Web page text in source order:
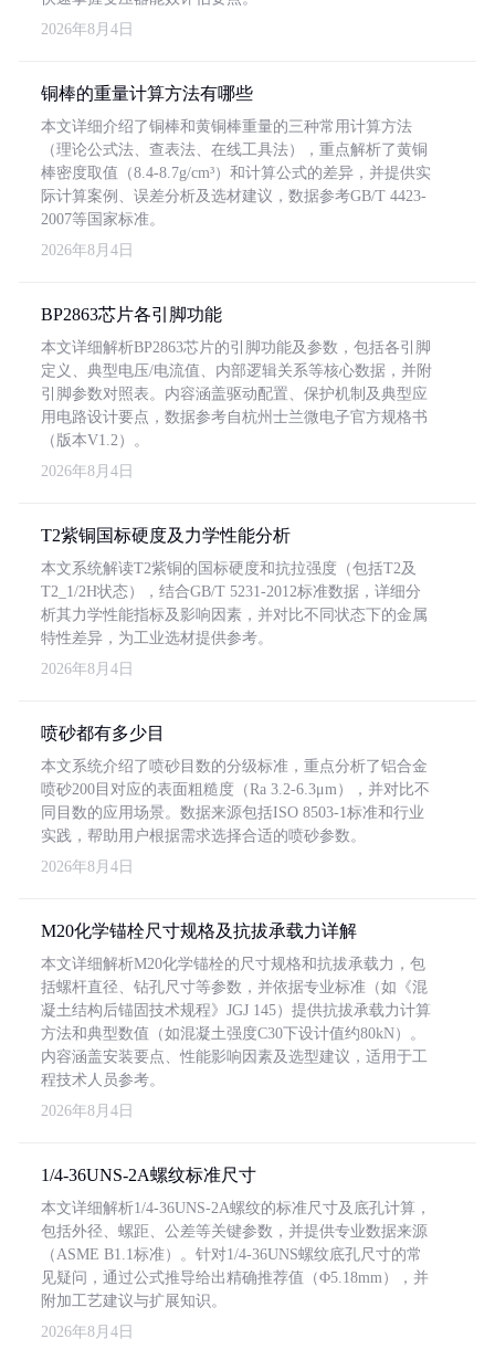
2026年8月4日
铜棒的重量计算方法有哪些
本文详细介绍了铜棒和黄铜棒重量的三种常用计算方法
（理论公式法、查表法、在线工具法），重点解析了黄铜
棒密度取值（8.4-8.7g/cm³）和计算公式的差异，并提供实
际计算案例、误差分析及选材建议，数据参考GB/T 4423-
2007等国家标准。
2026年8月4日
BP2863芯片各引脚功能
本文详细解析BP2863芯片的引脚功能及参数，包括各引脚
定义、典型电压/电流值、内部逻辑关系等核心数据，并附
引脚参数对照表。内容涵盖驱动配置、保护机制及典型应
用电路设计要点，数据参考自杭州士兰微电子官方规格书
（版本V1.2）。
2026年8月4日
T2紫铜国标硬度及力学性能分析
本文系统解读T2紫铜的国标硬度和抗拉强度（包括T2及
T2_1/2H状态），结合GB/T 5231-2012标准数据，详细分
析其力学性能指标及影响因素，并对比不同状态下的金属
特性差异，为工业选材提供参考。
2026年8月4日
喷砂都有多少目
本文系统介绍了喷砂目数的分级标准，重点分析了铝合金
喷砂200目对应的表面粗糙度（Ra 3.2-6.3μm），并对比不
同目数的应用场景。数据来源包括ISO 8503-1标准和行业
实践，帮助用户根据需求选择合适的喷砂参数。
2026年8月4日
M20化学锚栓尺寸规格及抗拔承载力详解
本文详细解析M20化学锚栓的尺寸规格和抗拔承载力，包
括螺杆直径、钻孔尺寸等参数，并依据专业标准（如《混
凝土结构后锚固技术规程》JGJ 145）提供抗拔承载力计算
方法和典型数值（如混凝土强度C30下设计值约80kN）。
内容涵盖安装要点、性能影响因素及选型建议，适用于工
程技术人员参考。
2026年8月4日
1/4-36UNS-2A螺纹标准尺寸
本文详细解析1/4-36UNS-2A螺纹的标准尺寸及底孔计算，
包括外径、螺距、公差等关键参数，并提供专业数据来源
（ASME B1.1标准）。针对1/4-36UNS螺纹底孔尺寸的常
见疑问，通过公式推导给出精确推荐值（Φ5.18mm），并
附加工艺建议与扩展知识。
2026年8月4日